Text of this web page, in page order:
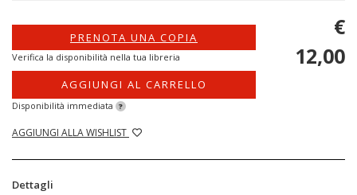
PRENOTA UNA COPIA
Verifica la disponibilità nella tua libreria
AGGIUNGI AL CARRELLO
Disponibilità immediata ?
AGGIUNGI ALLA WISHLIST
€
12,00
Dettagli